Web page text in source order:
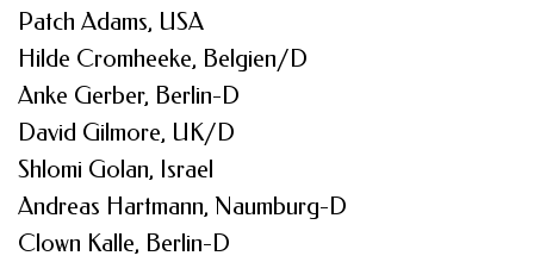
Patch Adams, USA
Hilde Cromheeke, Belgien/D
Anke Gerber, Berlin-D
David Gilmore, UK/D
Shlomi Golan, Israel
Andreas Hartmann, Naumburg-D
Clown Kalle, Berlin-D